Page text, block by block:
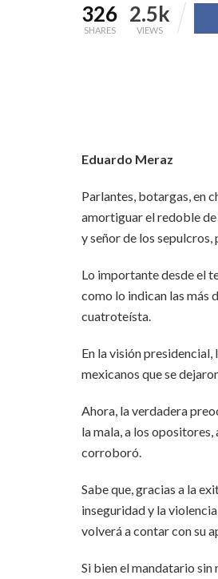
326
SHARES
2.5k
VIEWS
Eduardo Meraz
Parlantes, botargas, en
amortiguar el redoble
y señor de los
Lo importante desde el
como lo indican las más
cuatroteísta.
En la visión presidencial,
mexicanos que se
Ahora, la verdadera
la mala, a los
corroboró.
Sabe que, gracias a la
inseguridad y la
volverá a contar con su
Si bien el mandatario sin